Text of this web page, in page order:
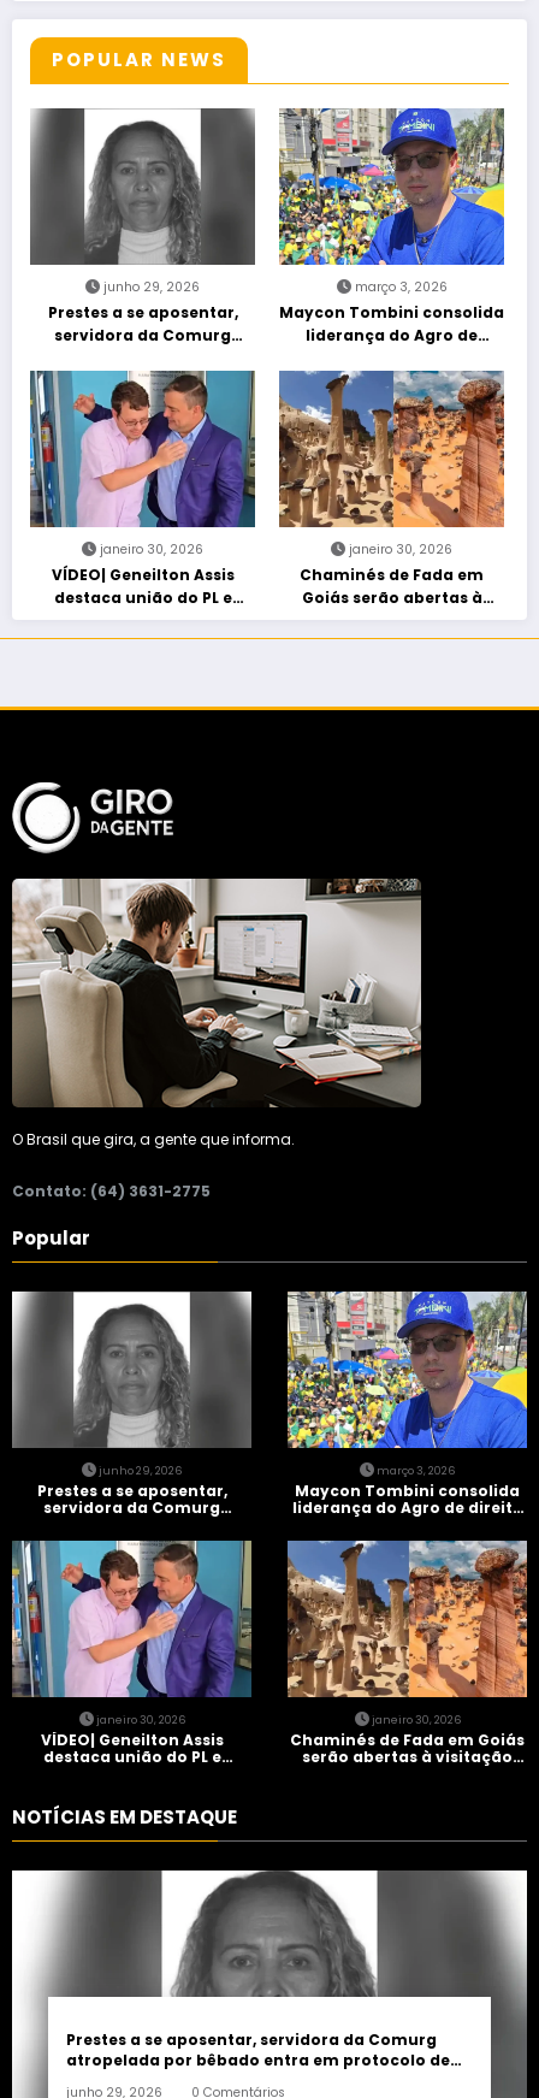
POPULAR NEWS
junho 29, 2026
Prestes a se aposentar,
servidora da Comurg
entra em protocolo de
morte encefálica
março 3, 2026
Maycon Tombini consolida
liderança do Agro de
“Acorda Brasil” em Goiânia
janeiro 30, 2026
VÍDEO| Geneilton Assis
destaca união do PL e
consolidação de apoio a
Maycon Tombini em Jataí
janeiro 30, 2026
Chaminés de Fada em
Goiás serão abertas à
visitação controlada
O Brasil que gira, a gente que informa.
Contato: (64) 3631-2775
Popular
junho 29, 2026
Prestes a se aposentar,
servidora da Comurg
entra em protocolo de
morte encefálica
março 3, 2026
Maycon Tombini consolida
liderança do Agro de direita
Brasil” em Goiânia
janeiro 30, 2026
VÍDEO| Geneilton Assis
destaca união do PL e
janeiro 30, 2026
Chaminés de Fada em Goiás
serão abertas à visitação
NOTÍCIAS EM DESTAQUE
Prestes a se aposentar, servidora da Comurg
atropelada por bêbado entra em protocolo de
junho 29, 2026 0 Comentários